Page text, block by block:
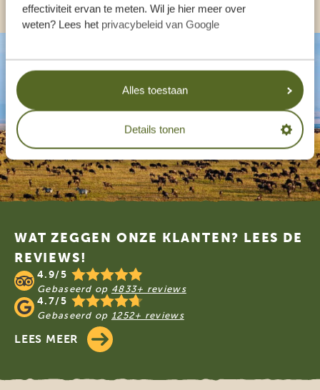
effectiviteit ervan te meten. Wil je hier meer over
weten? Lees het privacybeleid van Google
Alles toestaan
Details tonen
Footer
WAT ZEGGEN ONZE KLANTEN? LEES DE
REVIEWS!
4.9/5
Gebaseerd op 4833+ reviews
4.7/5
Gebaseerd op 1252+ reviews
LEES MEER